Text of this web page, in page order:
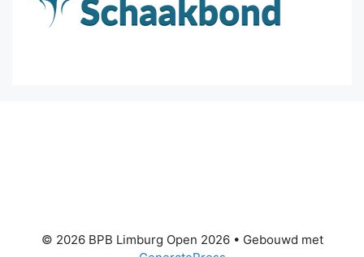
© 2026 BPB Limburg Open 2026• Gebouwd met